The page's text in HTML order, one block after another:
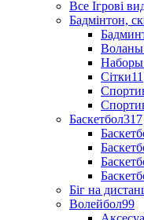
Все Ігрові
Бадмінтон,
Воланы
Наборы
Сітки11
Баскетбол317
Біг на
Волейбол99